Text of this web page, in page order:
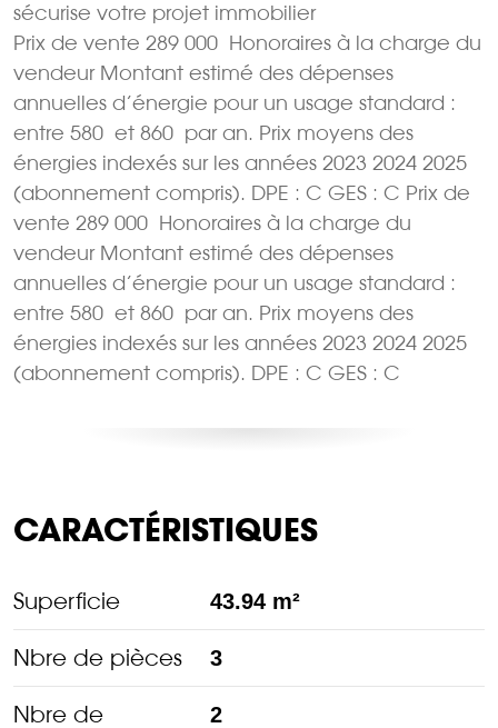
sécurise votre projet immobilier
Prix de vente 289 000  Honoraires à la charge du
vendeur Montant estimé des dépenses
annuelles d’énergie pour un usage standard :
entre 580  et 860  par an. Prix moyens des
énergies indexés sur les années 2023 2024 2025
(abonnement compris). DPE : C GES : C Prix de
vente 289 000  Honoraires à la charge du
vendeur Montant estimé des dépenses
annuelles d’énergie pour un usage standard :
entre 580  et 860  par an. Prix moyens des
énergies indexés sur les années 2023 2024 2025
(abonnement compris). DPE : C GES : C
CARACTÉRISTIQUES
Superficie 43.94 m²
Nbre de pièces 3
Nbre de
2